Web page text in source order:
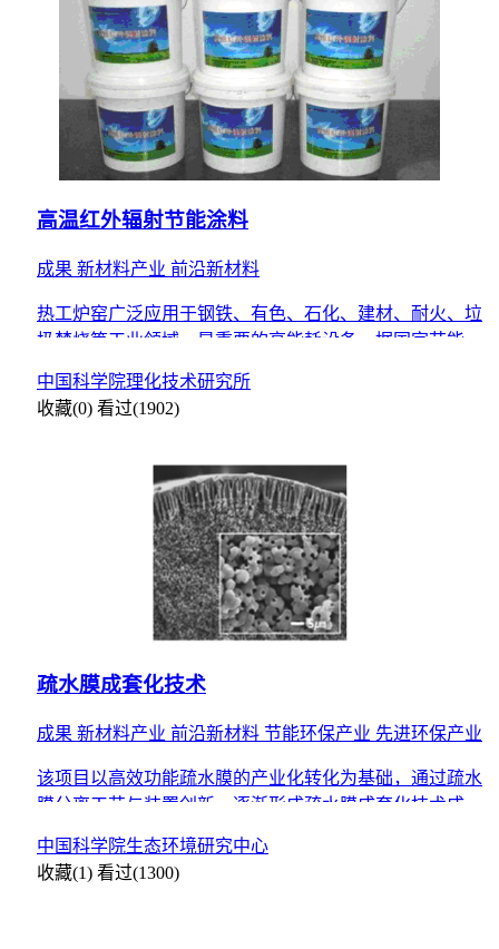
高温红外辐射节能涂料
成果 新材料产业 前沿新材料
热工炉窑广泛应用于钢铁、有色、石化、建材、耐火、垃
圾焚烧等工业领域，是重要的高能耗设备。据国家节能中
亿
中国科学院理化技术研究所
收藏(0) 看过(1902)
疏水膜成套化技术
成果 新材料产业 前沿新材料 节能环保产业 先进环保产业
该项目以高效功能疏水膜的产业化转化为基础，通过疏水
膜分离工艺与装置创新，逐渐形成疏水膜成套化技术成
业化转化奠定
中国科学院生态环境研究中心
收藏(1) 看过(1300)